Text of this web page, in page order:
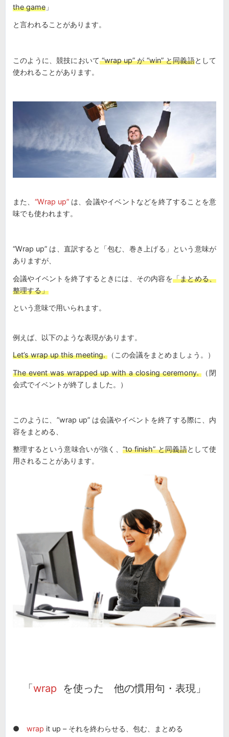
the game 」
と言われることがあります。
このように、競技において“wrap up” が “win” と同義語として
使われることがあります。
また、 “Wrap up” は、会議やイベントなどを終了することを意
味でも使われます。
“Wrap up” は、直訳すると「包む、巻き上げる」という意味が
ありますが、
会議やイベントを終了するときには、その内容を「まとめる、
整理する」
という意味で用いられます。
例えば、以下のような表現があります。
Let’s wrap up this meeting. （この会議をまとめましょう。）
The event was wrapped up with a closing ceremony. （閉
会式でイベントが終了しました。）
このように、”wrap up” は会議やイベントを終了する際に、内
容をまとめる、
整理するという意味合いが強く、 “to finish” と同義語として使
用されることがあります。
「wrap を使った 他の慣用句・表現」
● wrap it up – それを終わらせる、包む、まとめる